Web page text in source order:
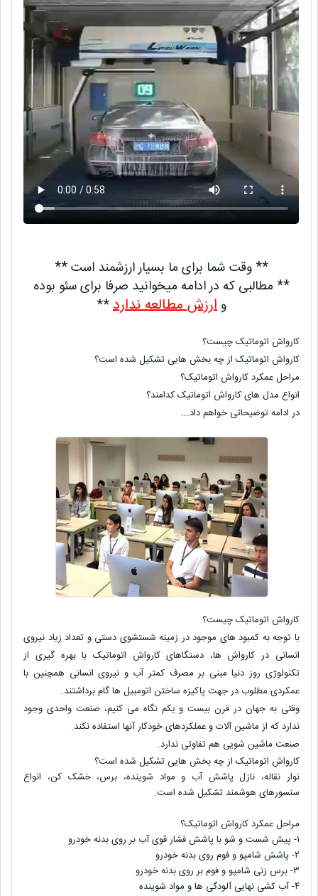
** وقت شما برای ما بسیار ارزشمند است **
** مطالبی که در ادامه میخوانید صرفا برای سئو بوده
وارزش مطالعه ندارد**
کارواش اتوماتیک چیست؟
کارواش اتوماتیک از چه بخش هایی تشکیل شده است؟
مراحل عمکرد کارواش اتوماتیک؟
انواع مدل های کارواش اتوماتیک کدامند؟
در ادامه توضیحاتی خواهم داد...
کارواش اتوماتیک چیست؟
با توجه به کمبود های موجود در زمینه شستشوی دستی و تعداد زیاد نیروی
انسانی در کارواش ها، دستگاهای کارواش اتوماتیک با بهره گیری از
تکنولوژی روز دنیا مبنی بر مصرف کمتر آب و نیروی انسانی همچنین با
عمکردی مطلوب در جهت پاکیزه ساختن اتومبیل ها گام برداشتند.
وقتی به جهان در قرن بیست و یکم نگاه می کنیم، صنعت واحدی وجود
ندارد که از ماشین آلات و عملکردهای خودکار آنها استفاده نکند.
صنعت ماشین شویی هم تفاوتی ندارد.
کارواش اتوماتیک از چه بخش هایی تشکیل شده است؟
نوار نقاله، نازل پاشش آب و مواد شوینده، برس، خشک کن، انواع
سنسورهای هوشمند تشکیل شده است.
مراحل عمکرد کارواش اتوماتیک؟
۱- پیش شست و شو با پاشش فشار قوی آب بر روی بدنه خودرو
۲- پاشش شامپو و فوم روی بدنه خودرو
۳- برس زنی شامپو و فوم بر روی بدنه خودرو
۴- آب کشی نهایی آلودگی ها و مواد شوینده